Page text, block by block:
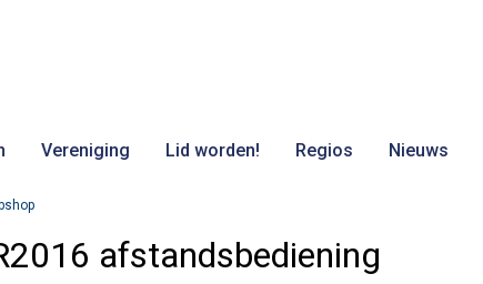
Vereniging Lid worden! Regios Nieuws
afstandsbediening